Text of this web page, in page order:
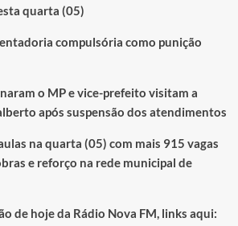
quarta (05)
compulsória como punição
o MP e vice-prefeito visitam a
após suspensão dos atendimentos
na quarta (05) com mais 915 vagas
e reforço na rede municipal de
de hoje da Rádio Nova FM, links aqui: